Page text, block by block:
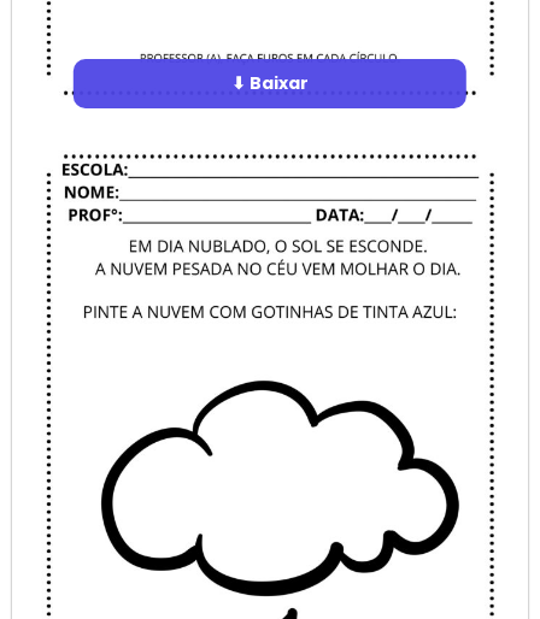
⬇ Baixar